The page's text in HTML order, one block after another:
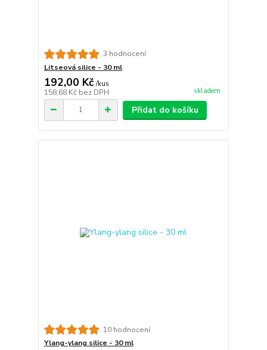
3 hodnocení
Litseová silice - 30 ml
192,00 Kč /kus
158,68 Kč bez DPH skladem
Přidat do košíku
10 hodnocení
Ylang-ylang silice - 30 ml